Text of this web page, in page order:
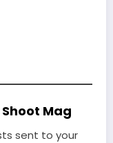
Mag
sent to your